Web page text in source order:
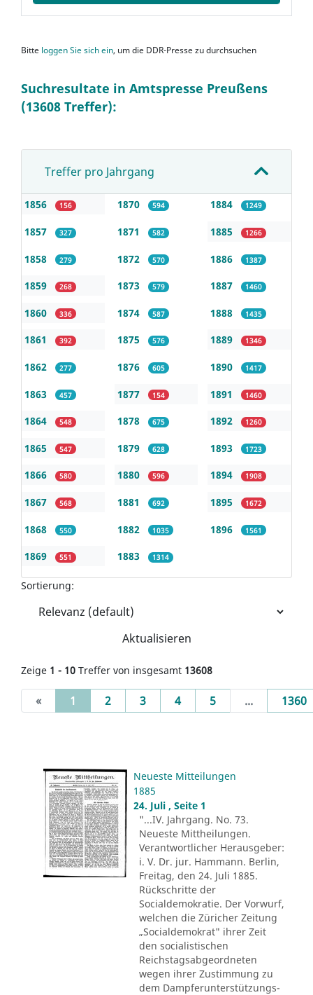
Bitte loggen Sie sich ein, um die DDR-Presse zu durchsuchen
Suchresultate in Amtspresse Preußens
(13608 Treffer):
Treffer pro Jahrgang
1856 156
1857 327
1858 279
1859 268
1860 336
1861 392
1862 277
1863 457
1864 548
1865 547
1866 580
1867 568
1868 550
1869 551
1870 594
1871 582
1872 570
1873 579
1874 587
1875 576
1876 605
1877 154
1878 675
1879 628
1880 596
1881 692
1882 1035
1883 1314
1884 1249
1885 1266
1886 1387
1887 1460
1888 1435
1889 1346
1890 1417
1891 1460
1892 1260
1893 1723
1894 1908
1895 1672
1896 1561
Sortierung:
Aktualisieren
Zeige 1 - 10 Treffer von insgesamt 13608
« 1 (current)
2 3 4 5 ... 1360
Neueste Mitteilungen
1885
24. Juli , Seite 1
"...IV. Jahrgang. No. 73.
Neueste Mittheilungen.
Verantwortlicher Herausgeber:
i. V. Dr. jur. Hammann. Berlin,
Freitag, den 24. Juli 1885.
Rückschritte der
Socialdemokratie. Der Vorwurf,
welchen die Züricher Zeitung
„Socialdemokrat" ihrer Zeit
den socialistischen
Reichstagsabgeordneten
wegen ihrer Zustimmung zu
dem Dampferunterstützungs-